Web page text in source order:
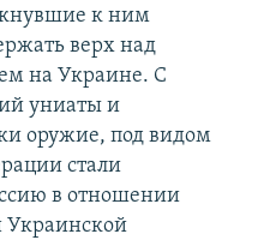
к ним
верх над
на Украине. С
униаты и
оружие, под видом
стали
в отношении
Украинской